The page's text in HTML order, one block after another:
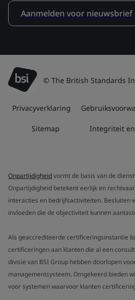
Aanmelden voor nieuwsbrief
© The British Standards
Privacyverklaring
Sitemap Integriteit
Onpartijdigheidvormt de basis van de
Onpartijdigheid betekent eerlijk en
interacties en bedrijfsactiviteiten. Besluiten
invloeden die de objectiviteit kunnen
Als geaccrediteerde certificeringsinstantie
certificeringen aan klanten die al een
divisie van BSI Group hebben doorlopen
managementsysteem. Omgekeerd bieden
voor systemen waarvoor klanten